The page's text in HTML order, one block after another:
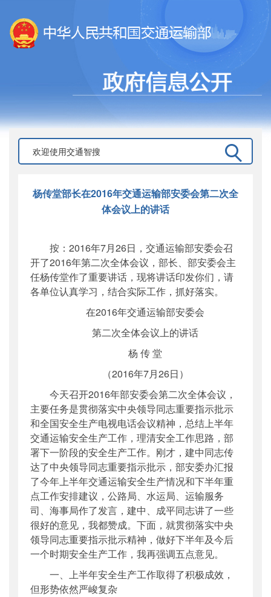
杨传堂部长在2016年交通运输部安委会第二次全
体会议上的讲话
按：2016年7月26日，交通运输部安委会召
开了2016年第二次全体会议，部长、部安委会主
任杨传堂作了重要讲话，现将讲话印发你们，请
各单位认真学习，结合实际工作，抓好落实。
在2016年交通运输部安委会
第二次全体会议上的讲话
杨 传 堂
（2016年7月26日）
今天召开2016年部安委会第二次全体会议，
主要任务是贯彻落实中央领导同志重要指示批示
和全国安全生产电视电话会议精神，总结上半年
交通运输安全生产工作，理清安全工作思路，部
署下一阶段的安全生产工作。刚才，建中同志传
达了中央领导同志重要指示批示，部安委办汇报
了今年上半年交通运输安全生产情况和下半年重
点工作安排建议，公路局、水运局、运输服务
司、海事局作了发言，建中、成平同志讲了一些
很好的意见，我都赞成。下面，就贯彻落实中央
领导同志重要指示批示精神，做好下半年及今后
一个时期安全生产工作，我再强调五点意见。
一、上半年安全生产工作取得了积极成效，
但形势依然严峻复杂